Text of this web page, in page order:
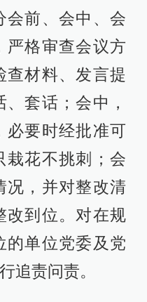
会前、会中、会
严格审查会议方
查材料、发言提
套话；会中，
必要时经批准可
栽花不挑刺；会
况，并对整改清
改到位。对在规
的单位党委及党
追责问责。